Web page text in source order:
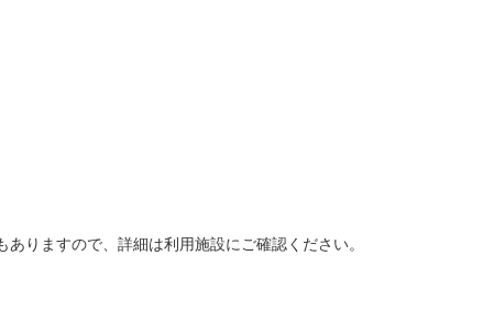
りますので、詳細は利用施設にご確認ください。